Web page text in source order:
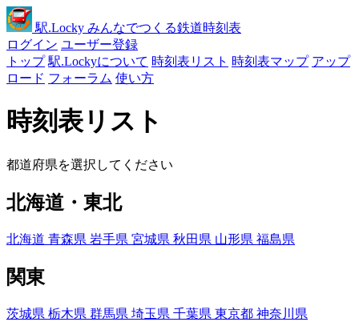
駅.Locky みんなでつくる鉄道時刻表
ログイン ユーザー登録
トップ 駅.Lockyについて 時刻表リスト 時刻表マップ アップ
ロード フォーラム 使い方
時刻表リスト
都道府県を選択してください
北海道・東北
北海道 青森県 岩手県 宮城県 秋田県 山形県 福島県
関東
茨城県 栃木県 群馬県 埼玉県 千葉県 東京都 神奈川県